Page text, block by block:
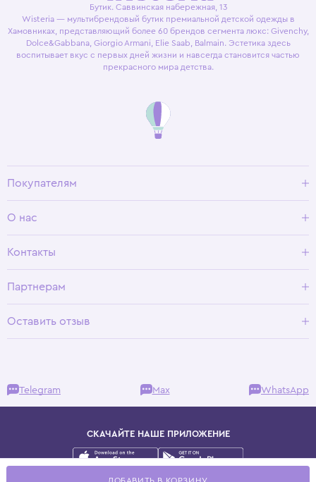
Бутик. Саввинская набережная, 13
Wisteria — мультибрендовый бутик премиальной детской одежды в
Хамовниках, представляющий более 60 брендов сегмента люкс: Givenchy,
Dolce&Gabbana, Giorgio Armani, Elie Saab, Balmain. Эстетика здесь
воспитывает вкус с первых дней жизни и навсегда становится частью
прекрасного мира детства.
Покупателям
Условия возврата
О нас
Программа лояльности
Контакты
Партнерам
Оставить отзыв
Telegram Max WhatsApp
СКАЧАЙТЕ НАШЕ ПРИЛОЖЕНИЕ
Политика конфиденциальности